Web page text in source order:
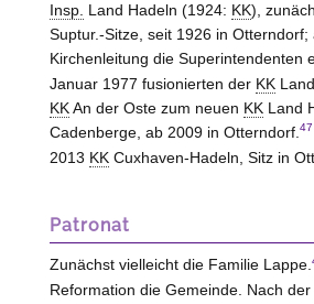
Insp. Land Hadeln (1924: KK),
Suptur.-Sitze, seit 1926 in
Kirchenleitung die Superintendenten
Januar 1977 fusionierten der KK
KKAn der Oste zum neuen KKLand
Cadenberge, ab 2009 in Otterndorf. 47
2013 KKCuxhaven-Hadeln, Sitz in
Patronat
Zunächst vielleicht die Familie Lappe.
Reformation die Gemeinde. Nach